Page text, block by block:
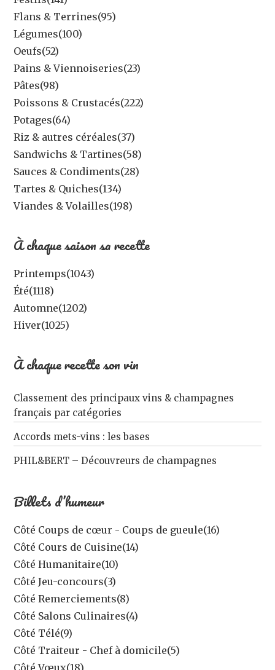
Flans & Terrines(95)
Légumes(100)
Oeufs(52)
Pains & Viennoiseries(23)
Pâtes(98)
Poissons & Crustacés(222)
Potages(64)
Riz & autres céréales(37)
Sandwichs & Tartines(58)
Sauces & Condiments(28)
Tartes & Quiches(134)
Viandes & Volailles(198)
À chaque saison sa recette
Printemps(1043)
Été(1118)
Automne(1202)
Hiver(1025)
À chaque recette son vin
Classement des principaux vins & champagnes
français par catégories
Accords mets-vins : les bases
PHIL&BERT – Découvreurs de champagnes
Billets d’humeur
Côté Coups de cœur - Coups de gueule(16)
Côté Cours de Cuisine(14)
Côté Humanitaire(10)
Côté Jeu-concours(3)
Côté Remerciements(8)
Côté Salons Culinaires(4)
Côté Télé(9)
Côté Traiteur - Chef à domicile(5)